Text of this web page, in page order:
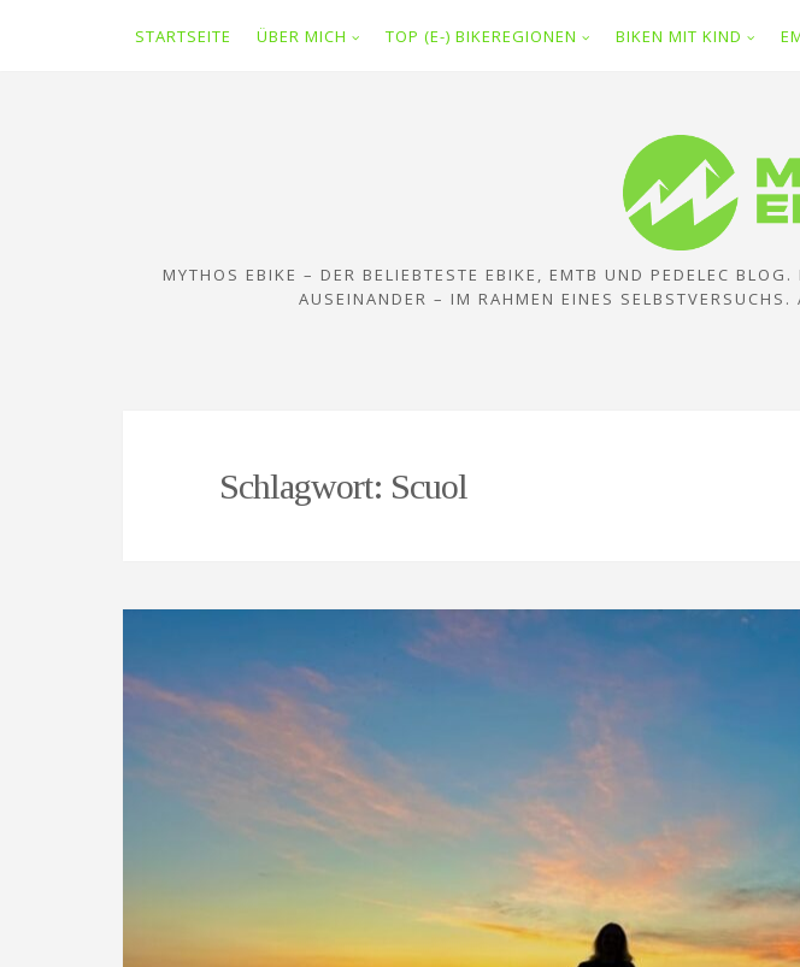
STARTSEITE ÜBER MICH TOP (E-) BIKEREGIONEN BIKEN MIT KIND
MYTHOS EBIKE – DER BELIEBTESTE EBIKE, EMTB UND PEDELEC
AUSEINANDER – IM RAHMEN EINES
Schlagwort: Scuol